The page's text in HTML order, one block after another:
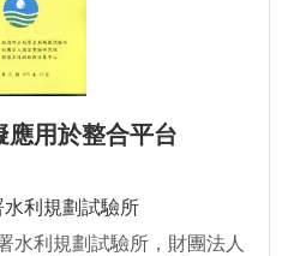
應用於整合平台
利規劃試驗所
水利規劃試驗所，財團法人